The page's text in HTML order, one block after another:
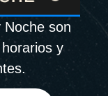
son
y